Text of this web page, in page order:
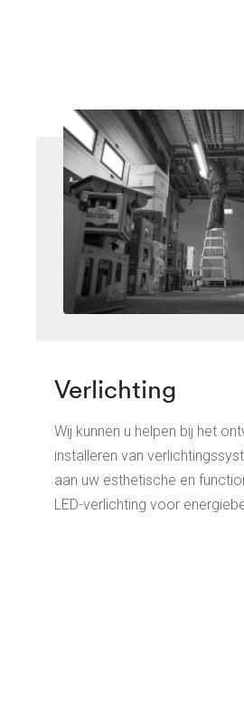
Verlichting
Wij kunnen u helpen bij het
installeren van
aan uw esthetische en
LED-verlichting voor